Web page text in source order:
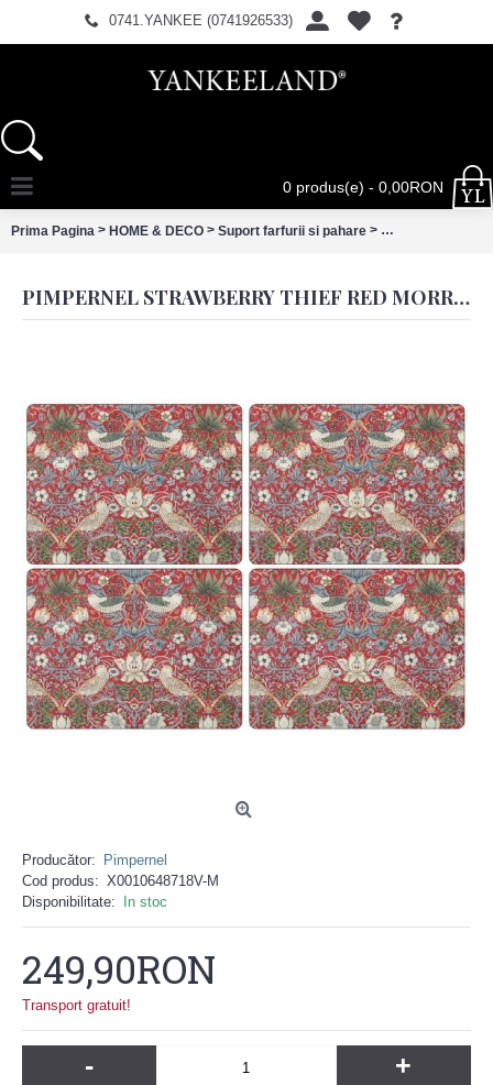
0741.YANKEE (0741926533)
0 produs(e) - 0,00RON
Prima Pagina > HOME & DECO > Suport farfurii si pahare > PIMPERNEL
PIMPERNEL STRAWBERRY THIEF RED MORRIS & CO SET 4 PLACEMATS LARGE 40.10 X 29.80CM
Producător:
Pimpernel
Cod produs: X0010648718V-M
Disponibilitate:
In stoc
249,90RON
Transport gratuit!
- +